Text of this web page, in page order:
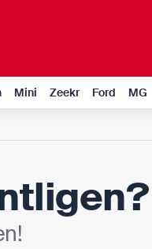
Mini Zeekr Ford MG